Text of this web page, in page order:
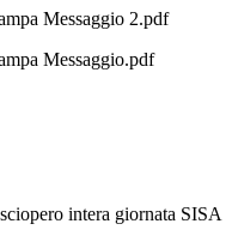
Messaggio 2.pdf
Messaggio.pdf
intera giornata SISA